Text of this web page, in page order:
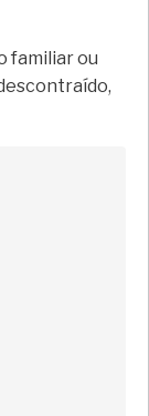
familiar ou